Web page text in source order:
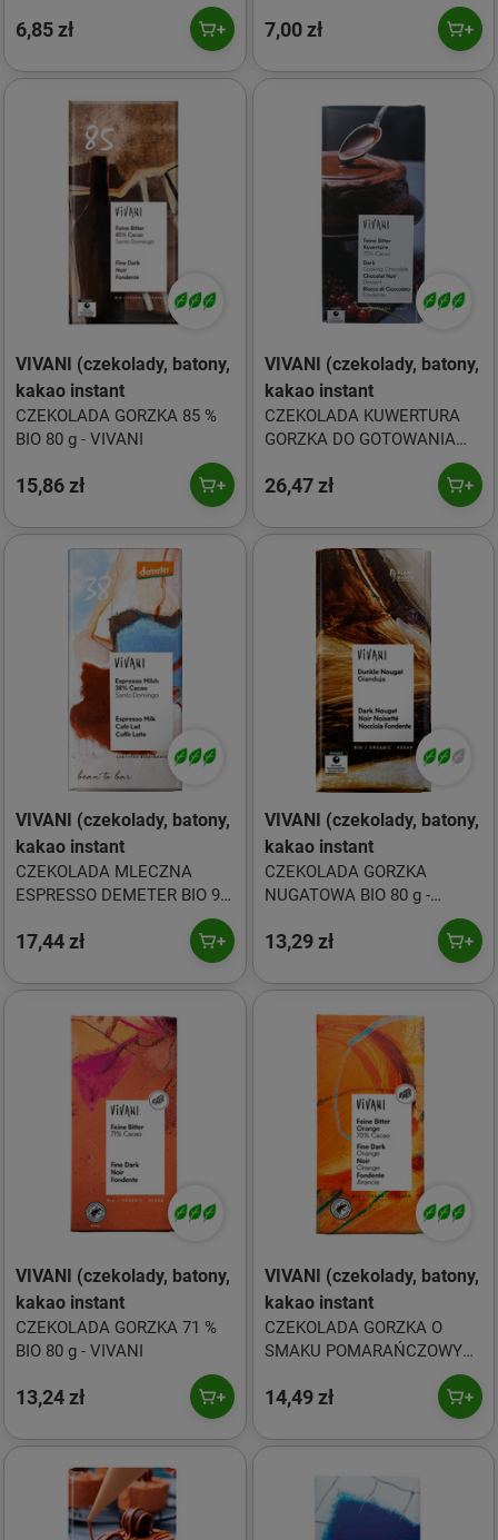
SERNIK CYTRYNOWY BIO 40
g - VIVANI
6,85 zł 7,00 zł
VIVANI (czekolady, batony,
kakao instant
CZEKOLADA GORZKA 85 %
BIO 80 g - VIVANI
15,86 zł
VIVANI (czekolady, batony,
kakao instant
CZEKOLADA KUWERTURA
GORZKA DO GOTOWANIA
VIVANI
26,47 zł
VIVANI (czekolady, batony,
kakao instant
CZEKOLADA MLECZNA
ESPRESSO DEMETER BIO 90
17,44 zł
VIVANI (czekolady, batony,
kakao instant
CZEKOLADA GORZKA
NUGATOWA BIO 80 g -
13,29 zł
VIVANI (czekolady, batony,
kakao instant
CZEKOLADA GORZKA 71 %
BIO 80 g - VIVANI
13,24 zł
VIVANI (czekolady, batony,
kakao instant
CZEKOLADA GORZKA O
SMAKU POMARAŃCZOWYM
14,49 zł